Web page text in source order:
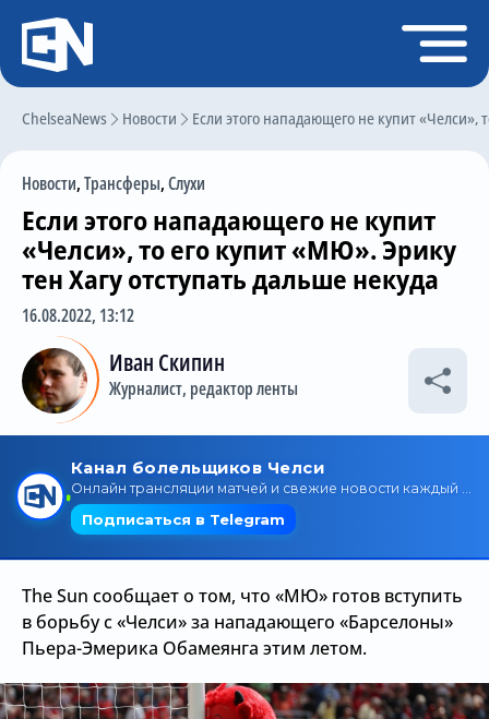
ChelseaNews Новости Если этого нападающего не купит «Челси»,
Новости,Трансферы,Слухи
Если этого нападающего не купит
«Челси», то его купит «МЮ». Эрику
тен Хагу отступать дальше некуда
16.08.2022, 13:12
Иван Скипин
Журналист, редактор ленты
The Sun сообщает о том, что «МЮ» готов вступить
в борьбу с «Челси» за нападающего «Барселоны»
Пьера-Эмерика Обамеянга этим летом.
Регистрация
Главная
Чат
Трансферы
Слухи
История Челси
Статистика
Календарь игр
Поиск по сайту
Трансляции
О сайте
Контакты